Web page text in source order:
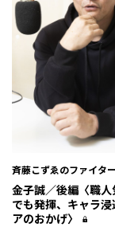
斉藤こずゑのファイタ
と
金子誠／後編〈職
でも発揮、キャラ浸
アのおかげ〉